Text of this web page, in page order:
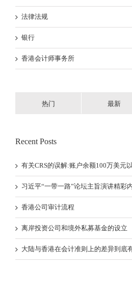
法律法规
银行
香港会计师事务所
热门 最新
Recent Posts
有关CRS的误解:账户余额100万美元
习近平“一带一路”论坛主旨演讲精彩
香港公司审计流程
离岸投资公司和境外私募基金的设立
大陆与香港在会计准则上的差异到底